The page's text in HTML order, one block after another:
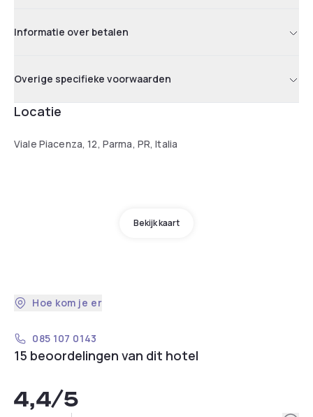
Informatie over betalen
Overige specifieke voorwaarden
Locatie
Viale Piacenza, 12, Parma, PR, Italia
Bekijk kaart
Hoe kom je er
085 107 0143
15 beoordelingen van dit hotel
4,4/5